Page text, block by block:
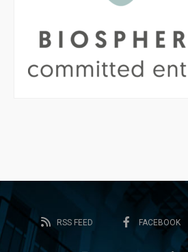
RSS FEED FACEBOOK